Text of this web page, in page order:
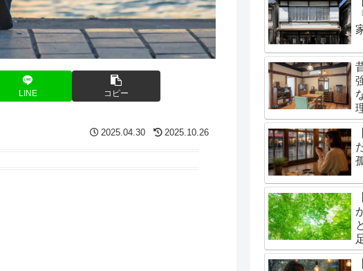
LINE コピー
2025.04.30 2025.10.26